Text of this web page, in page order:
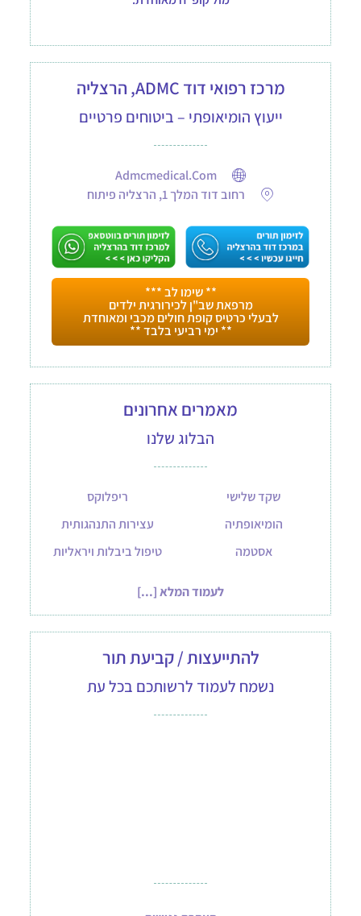
מרכז רפואי דוד ADMC, הרצליה
ייעוץ הומיאופתי – ביטוחים פרטיים
Admcmedical.com
רחוב דוד המלך 1, הרצליה פיתוח
** שימו לב ***
מרפאת שב"ן לכירורגית ילדים
לבעלי כרטיס קופת חולים מכבי ומאוחדת
** ימי רביעי בלבד **
מאמרים אחרונים
הבלוג שלנו
שקד שלישי
ריפלוקס
הומיאופתיה
עצירות התנהגותית
אסטמה
טיפול ביבלות ויראליות
לעמוד המלא [...]
להתייעצות / קביעת תור
נשמח לעמוד לרשותכם בכל עת